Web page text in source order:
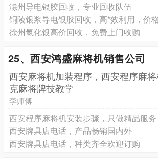
滁州导电银胶回收，专业回收队伍
铜陵银浆导电银胶回收，高*效利用，价
徐州氯化银高价回收，免费上门收购
25、西安鸿盛麻将机销售公司
西安麻将机加装程序，西安程序麻
克麻将牌技教学
李师傅
西安程序麻将机安装步骤，只做精品服务
西安牌具店电话，产品畅销国内外
西安牌具店电话，种类齐全欢迎订购